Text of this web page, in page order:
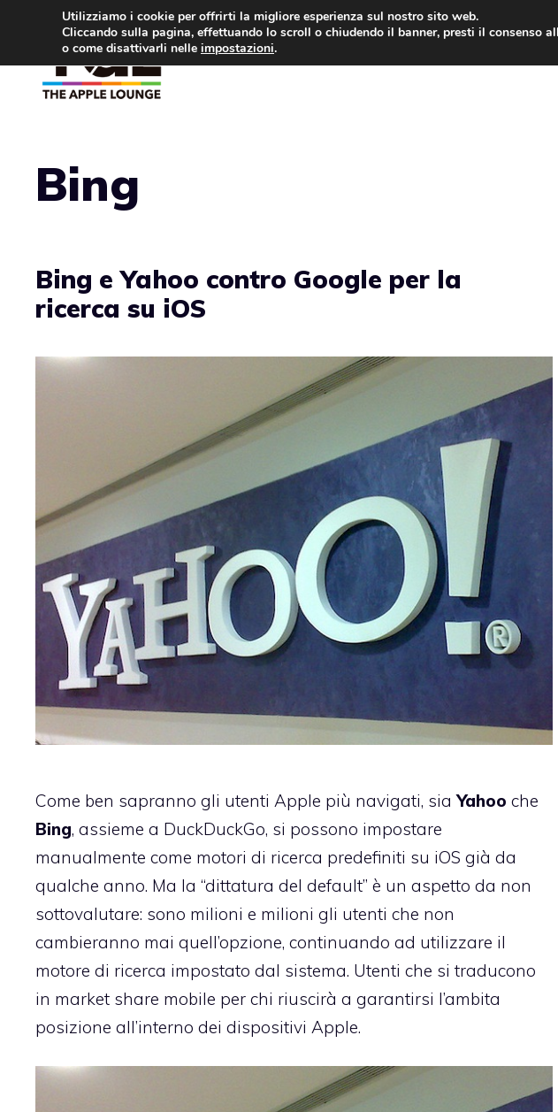
contenuto
Bing
Bing e Yahoo contro Google per la
ricerca su iOS
Come ben sapranno gli utenti Apple più navigati, siaYahoo che
Bing, assieme a DuckDuckGo, si possono impostare
manualmente come motori di ricerca predefiniti su iOS già da
qualche anno. Ma la “dittatura del default” è un aspetto da non
sottovalutare: sono milioni e milioni gli utenti che non
cambieranno mai quell’opzione, continuando ad utilizzare il
motore di ricerca impostato dal sistema. Utenti che si traducono
in market share mobile per chi riuscirà a garantirsi l’ambita
posizione all’interno dei dispositivi Apple.
Utilizziamo i cookie per offrirti la migliore esperienza sul nostro sito web.
Cliccando sulla pagina, effettuando lo scroll o chiudendo il banner, presti il consenso
o come disattivarli nelle impostazioni.